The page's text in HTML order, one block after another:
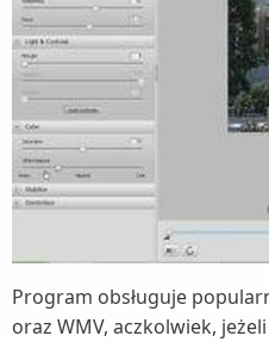
Program obsługuje
oraz WMV, aczkolwiek,